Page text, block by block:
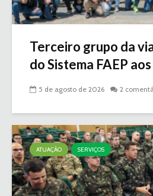
Terceiro grupo da
do Sistema FAEP
5 de agosto de 2026 2
ATUAÇÃO SERVIÇOS